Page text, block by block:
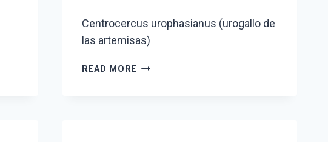
Centrocercus urophasianus (urogallo de
las artemisas)
READ MORE CENTROCERCUS